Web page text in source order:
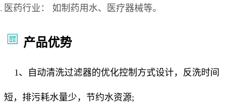
医药行业： 如制药用水、医疗器械等。
产品优势
1、自动清洗过滤器的优化控制方式设计，反洗时间
短，排污耗水量少，节约水资源;